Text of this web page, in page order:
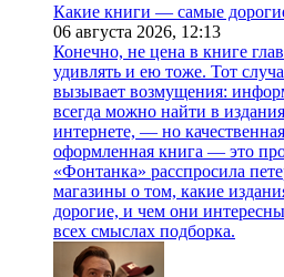
Какие книги — самые
06 августа 2026, 12:13
Конечно, не цена в книге
удивлять и ею тоже. Тот
вызывает возмущения:
всегда можно найти в
интернете, — но
оформленная книга — это
«Фонтанка» расспросила
магазины о том, какие
дорогие, и чем они
всех смыслах подборка.